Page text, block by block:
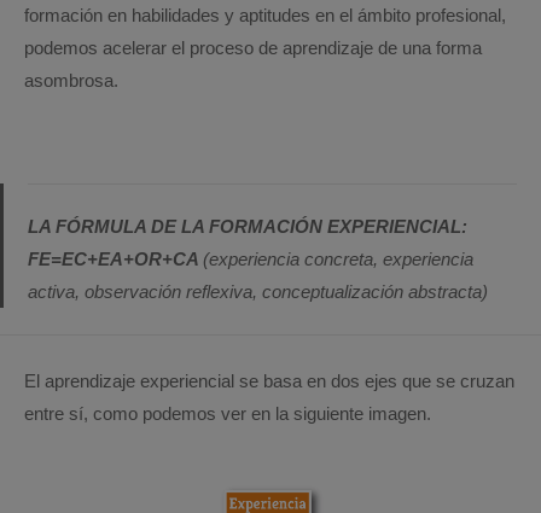
formación en habilidades y aptitudes en el ámbito profesional,
podemos acelerar el proceso de aprendizaje de una forma
asombrosa.
LA FÓRMULA DE LA FORMACIÓN EXPERIENCIAL:
FE=EC+EA+OR+CA (experiencia concreta, experiencia
activa, observación reflexiva, conceptualización abstracta)
El aprendizaje experiencial se basa en dos ejes que se cruzan
entre sí, como podemos ver en la siguiente imagen.